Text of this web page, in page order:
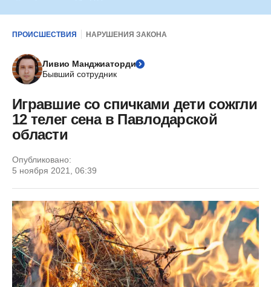
ПРОИСШЕСТВИЯ НАРУШЕНИЯ ЗАКОНА
Ливио Манджиаторди
Бывший сотрудник
Игравшие со спичками дети сожгли
12 телег сена в Павлодарской
области
Опубликовано:
5 ноября 2021, 06:39